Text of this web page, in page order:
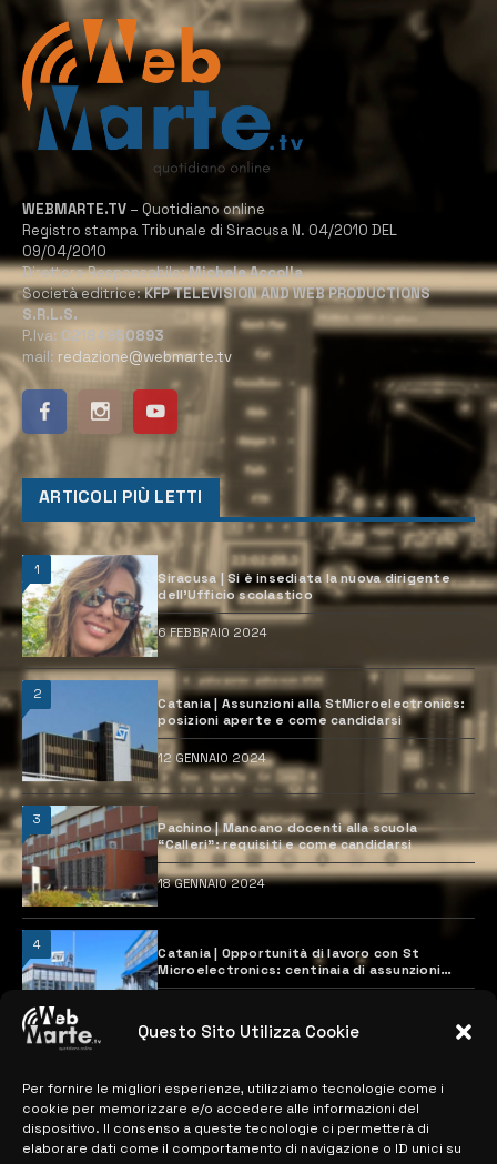
Questo Sito Utilizza Cookie
Per fornire le migliori esperienze, utilizziamo tecnologie come i
cookie per memorizzare e/o accedere alle informazioni del
dispositivo. Il consenso a queste tecnologie ci permetterà di
elaborare dati come il comportamento di navigazione o ID unici su
WEBMARTE.TV – Quotidiano online
Registro stampa Tribunale di Siracusa N. 04/2010 DEL
09/04/2010
Direttore Responsabile:Michele Accolla
Società editrice:KFP TELEVISION AND WEB PRODUCTIONS
S.R.L.S.
P.Iva: 02184950893
mail: redazione@webmarte.tv
ARTICOLI PIÙ LETTI
1
Siracusa | Si è insediata la nuova dirigente
dell’Ufficio scolastico
6 FEBBRAIO 2024
2
Catania | Assunzioni alla StMicroelectronics:
posizioni aperte e come candidarsi
12 GENNAIO 2024
3
Pachino | Mancano docenti alla scuola
“Calleri”: requisiti e come candidarsi
18 GENNAIO 2024
4
Catania | Opportunità di lavoro con St
Microelectronics: centinaia di assunzioni
previste
MAPPA DEL SITO
> NOTIZIE